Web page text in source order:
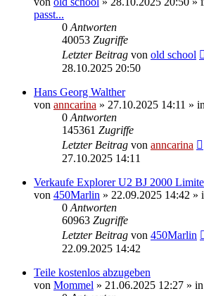
passt...
0 Antworten
40053 Zugriffe
Letzter Beitrag von old school
28.10.2025 20:50
Hans Georg Walther
von anncarina » 27.10.2025 14:11 » in
0 Antworten
145361 Zugriffe
Letzter Beitrag von anncarina
27.10.2025 14:11
Verkaufe Explorer U2 BJ 2000
von 450Marlin » 22.09.2025 14:42 »
0 Antworten
60963 Zugriffe
Letzter Beitrag von 450Marlin
22.09.2025 14:42
Teile kostenlos abzugeben
von Mommel » 21.06.2025 12:27 » in